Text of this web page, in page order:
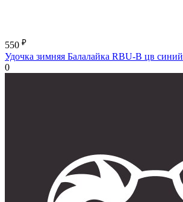
550 ₽
Удочка зимняя Балалайка RBU-B цв синий
0